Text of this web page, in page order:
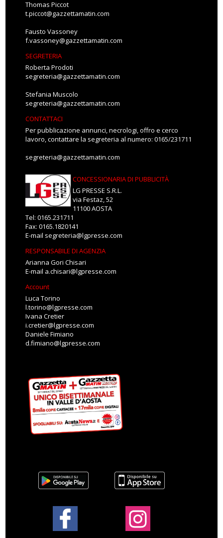
Thomas Piccot
t.piccot@gazzettamatin.com
Fausto Vassoney
f.vassoney@gazzettamatin.com
SEGRETERIA
Roberta Prodoti
segreteria@gazzettamatin.com
Stefania Muscolo
segreteria@gazzettamatin.com
CONTATTACI
Per pubblicazione annunci, necrologi, offro e cerco
lavoro, contattare la segreteria al numero: 0165/231711
segreteria@gazzettamatin.com
CONCESSIONARIA DI PUBBLICITÀ
LG PRESSE S.R.L.
via Festaz, 52
11100 AOSTA
Tel: 0165.231711
Fax: 0165.1820141
E-mail segreteria@lgpresse.com
RESPONSABILE DI AGENZIA
Arianna Gori Chisari
E-mail a.chisari@lgpresse.com
Account
Luca Torino
l.torino@lgpresse.com
Ivana Cretier
i.cretier@lgpresse.com
Daniele Fimiano
d.fimiano@lgpresse.com